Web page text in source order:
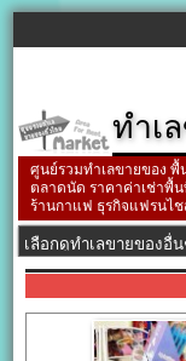
ทำเ
ศูนย์รวมทำเลขายของ
ตลาดนัด ราคาค่าเช่าพื้
ร้านกาแฟ ธุรกิจแฟรนไช